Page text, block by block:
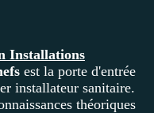
Installations
est la porte d'entrée
installateur sanitaire.
théoriques